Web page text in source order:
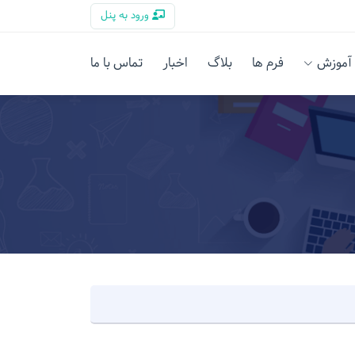
ورود به پنل
آموزش فرم ها بلاگ اخبار تماس با ما